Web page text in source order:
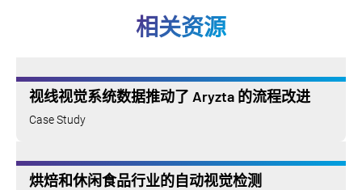
相关资源
视线视觉系统数据推动了 Aryzta 的流程改进
Case Study
烘焙和休闲食品行业的自动视觉检测